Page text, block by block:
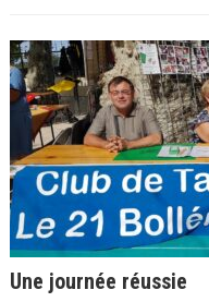
Une journée réussie